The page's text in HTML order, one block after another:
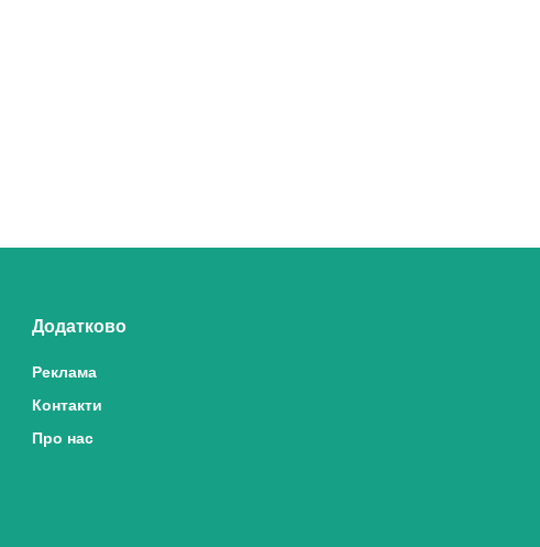
Додатково
Реклама
Контакти
Про нас